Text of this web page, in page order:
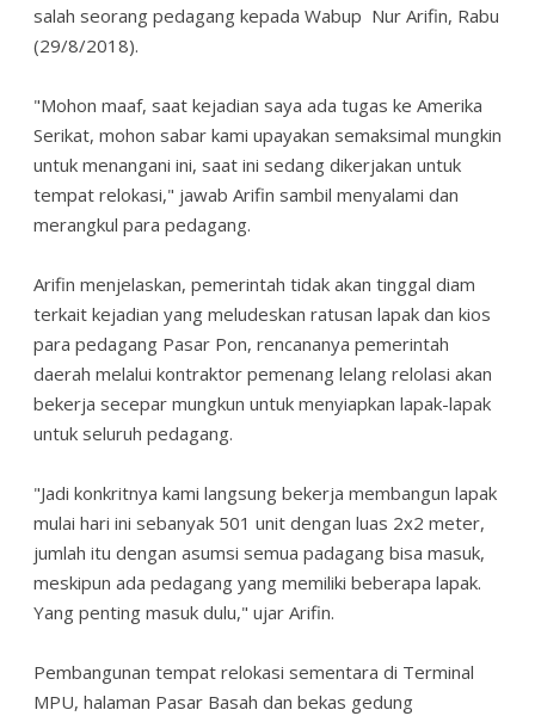
salah seorang pedagang kepada Wabup Nur Arifin, Rabu
(29/8/2018).
"Mohon maaf, saat kejadian saya ada tugas ke Amerika
Serikat, mohon sabar kami upayakan semaksimal mungkin
untuk menangani ini, saat ini sedang dikerjakan untuk
tempat relokasi," jawab Arifin sambil menyalami dan
merangkul para pedagang.
Arifin menjelaskan, pemerintah tidak akan tinggal diam
terkait kejadian yang meludeskan ratusan lapak dan kios
para pedagang Pasar Pon, rencananya pemerintah
daerah melalui kontraktor pemenang lelang relolasi akan
bekerja secepar mungkun untuk menyiapkan lapak-lapak
untuk seluruh pedagang.
"Jadi konkritnya kami langsung bekerja membangun lapak
mulai hari ini sebanyak 501 unit dengan luas 2x2 meter,
jumlah itu dengan asumsi semua padagang bisa masuk,
meskipun ada pedagang yang memiliki beberapa lapak.
Yang penting masuk dulu," ujar Arifin.
Pembangunan tempat relokasi sementara di Terminal
MPU, halaman Pasar Basah dan bekas gedung